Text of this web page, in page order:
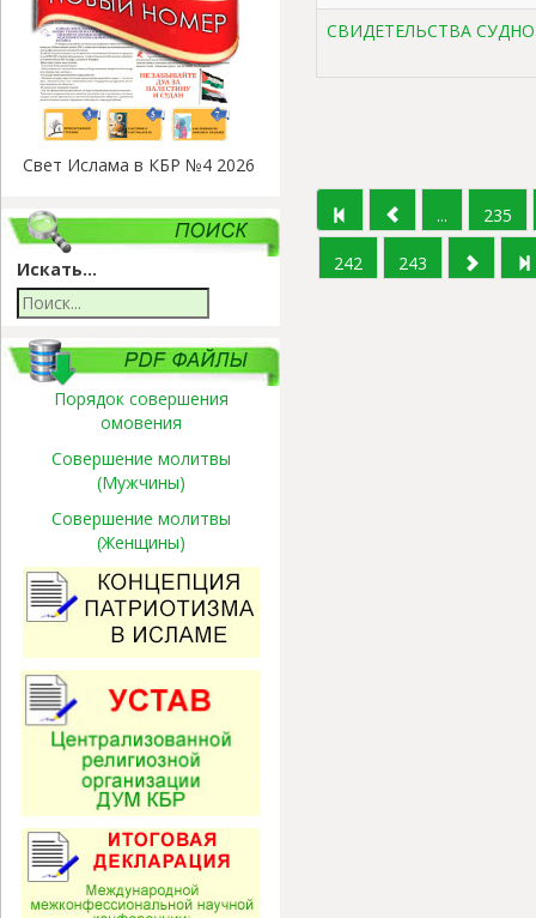
Свет Ислама в КБР №4 2026
Искать...
Порядок совершения
омовения
Совершение молитвы
(Мужчины)
Совершение молитвы
(Женщины)
СВИДЕТЕЛЬСТВА
... 235
242 243